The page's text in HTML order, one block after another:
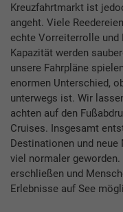
Kreuzfahrtmarkt ist
angeht. Viele
echte Vorreiterrolle und
Kapazität werden
unsere Fahrpläne
enormen Unterschied,
unterwegs ist. Wir
achten auf den
Cruises. Insgesamt
Destinationen und
viel normaler
erschließen und
Erlebnisse auf See